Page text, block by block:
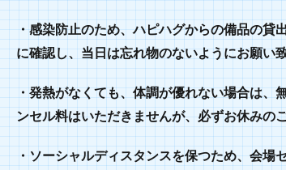
ハ
ピ
ハ
グ
の
ス
ク
ラ
ッ
プ
・感染防止のため、ハピハグからの備品の貸
に確認し、当日は忘れ物のないようにお願い
・発熱がなくても、体調が優れない場合は、
ンセル料はいただきませんが、必ずお休みの
・ソーシャルディスタンスを保つため、会場